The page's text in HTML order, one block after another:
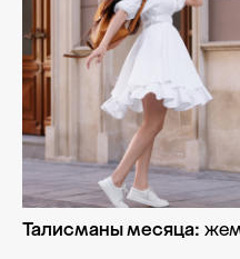
Талисманы месяца: